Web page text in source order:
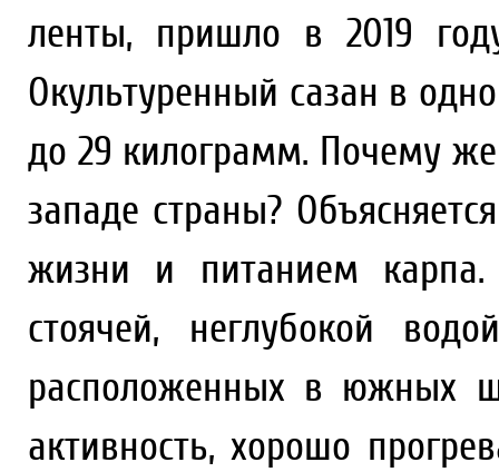
ленты, пришло в 2019
Окультуренный сазан в
до 29 килограмм. Почему
западе страны?
жизни и питанием
стоячей, неглубокой
расположенных в южных
активность, хорошо